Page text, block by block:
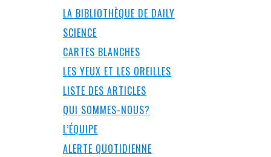
LA BIBLIOTHÈQUE DE DAILY
SCIENCE
CARTES BLANCHES
LES YEUX ET LES OREILLES
LISTE DES ARTICLES
QUI SOMMES-NOUS?
L’ÉQUIPE
ALERTE QUOTIDIENNE